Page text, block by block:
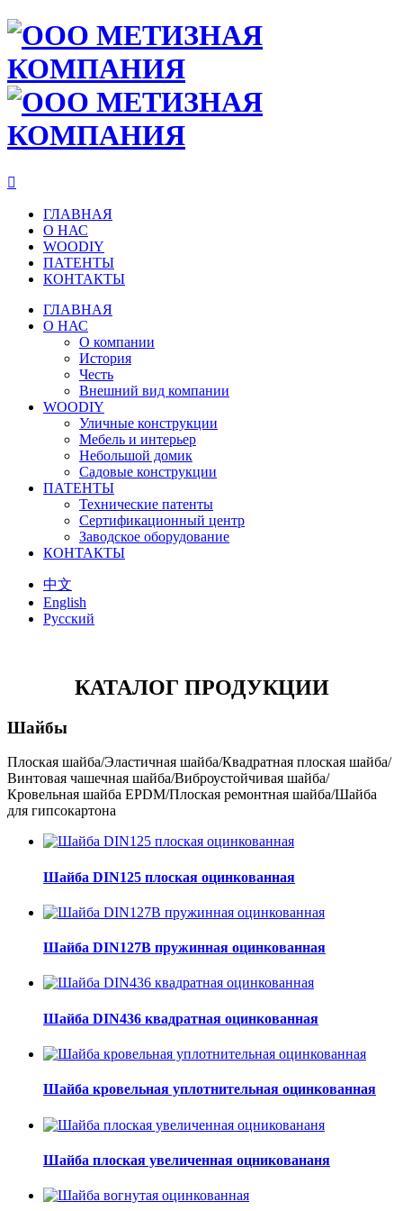

ГЛАВНАЯ
О НАС
WOODIY
ПАТЕНТЫ
КОНТАКТЫ
ГЛАВНАЯ
О НАС
О компании
История
Честь
Внешний вид компании
WOODIY
Уличные конструкции
Мебель и интерьер
Небольшой домик
Садовые конструкции
ПАТЕНТЫ
Технические патенты
Сертификационный центр
Заводское оборудование
КОНТАКТЫ
中文
English
Русский
КАТАЛОГ ПРОДУКЦИИ
Шайбы
Плоская шайба/Эластичная шайба/Квадратная плоская шайба/
Винтовая чашечная шайба/Виброустойчивая шайба/
Кровельная шайба EPDM/Плоская ремонтная шайба/Шайба
для гипсокартона
Шайба DIN125 плоская оцинкованная
Шайба DIN127B пружинная оцинкованная
Шайба DIN436 квадратная оцинкованная
Шайба кровельная уплотнительная оцинкованная
Шайба плоская увеличенная оцниковананя